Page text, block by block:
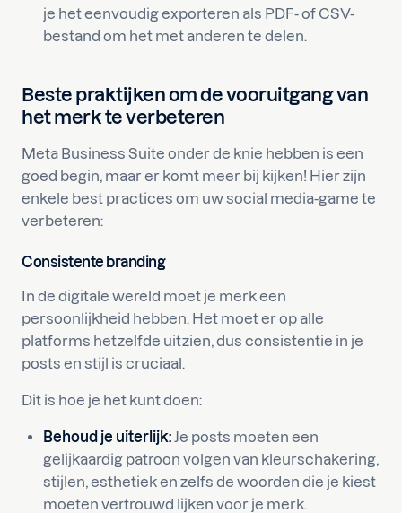
je het eenvoudig exporteren als PDF- of CSV-
bestand om het met anderen te delen.
Beste praktijken om de vooruitgang van
het merk te verbeteren
Meta Business Suite onder de knie hebben is een
goed begin, maar er komt meer bij kijken! Hier zijn
enkele best practices om uw social media-game te
verbeteren:
Consistente branding
In de digitale wereld moet je merk een
persoonlijkheid hebben. Het moet er op alle
platforms hetzelfde uitzien, dus consistentie in je
posts en stijl is cruciaal.
Dit is hoe je het kunt doen:
Behoud je uiterlijk:Je posts moeten een
gelijkaardig patroon volgen van kleurschakering,
stijlen, esthetiek en zelfs de woorden die je kiest
moeten vertrouwd lijken voor je merk.